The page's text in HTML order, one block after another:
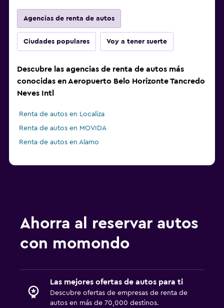
Agencias de renta de autos
Ciudades populares Voy a tener suerte
Descubre las agencias de renta de autos más
conocidas en Aeropuerto Belo Horizonte Tancredo
Neves Intl
Renta de autos en Localiza
Renta de autos en MOVIDA
Renta de autos en Alamo
Ahorra al reservar autos
con momondo
Las mejores ofertas de autos para ti
Descubre ofertas de empresas de renta de
autos en más de 70,000 destinos.